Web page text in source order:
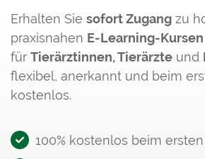
Erhalten Sie sofort Zugang zu
praxisnahen E-Learning-Kursen
für Tierärztinnen, Tierärzte und
flexibel, anerkannt und beim
kostenlos.
100% kostenlos beim